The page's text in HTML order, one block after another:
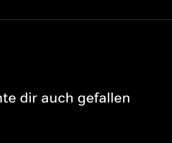
dir auch gefallen